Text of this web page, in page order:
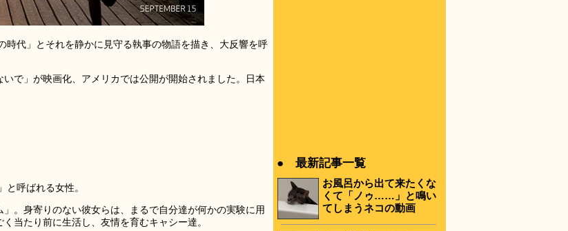
時代」とそれを静かに見守る執事の物語を描き、大反響を呼
で」が映画化、アメリカでは公開が開始されました。日本
呼ばれる女性。
。身寄りのない彼女らは、まるで自分達が何かの実験に用
当たり前に生活し、友情を育むキャシー達。
● 最新記事一覧
お風呂から出て来たくな
くて「ノゥ……」と鳴い
てしまうネコの動画